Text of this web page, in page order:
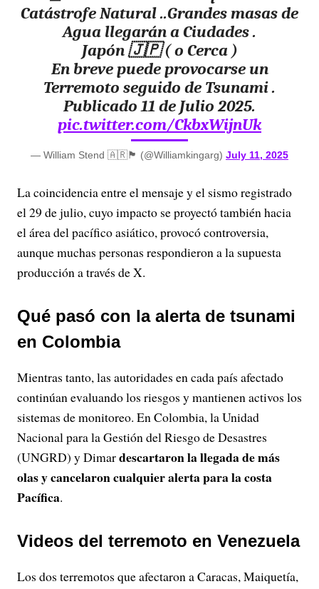
Catástrofe Natural ..Grandes masas de
Agua llegarán a Ciudades .
Japón 🇯🇵 ( o Cerca )
En breve puede provocarse un
Terremoto seguido de Tsunami .
Publicado 11 de Julio 2025.
pic.twitter.com/CkbxWijnUk
— William Stend 🇦🇷🏴󠁧󠁢󠁳󠁣󠁴󠁿 (@Williamkingarg) July 11, 2025
La coincidencia entre el mensaje y el sismo registrado
el 29 de julio, cuyo impacto se proyectó también hacia
el área del pacífico asiático, provocó controversia,
aunque muchas personas respondieron a la supuesta
producción a través de X.
Qué pasó con la alerta de tsunami
en Colombia
Mientras tanto, las autoridades en cada país afectado
continúan evaluando los riesgos y mantienen activos los
sistemas de monitoreo. En Colombia, la Unidad
Nacional para la Gestión del Riesgo de Desastres
(UNGRD) y Dimardescartaron la llegada de más
olas y cancelaron cualquier alerta para la costa
Pacífica.
Videos del terremoto en Venezuela
Los dos terremotos que afectaron a Caracas, Maiquetía,